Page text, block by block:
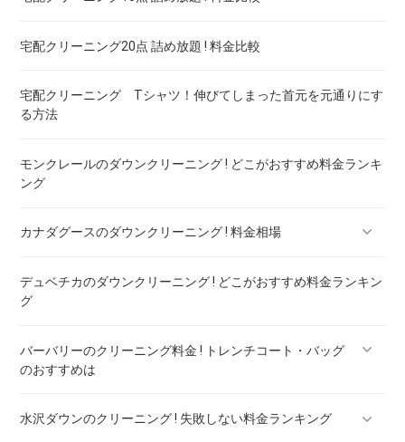
宅配クリーニング20点 詰め放題 ! 料金比較
宅配クリーニング Tシャツ！伸びてしまった首元を元通りにす
る方法
モンクレールのダウンクリーニング ! どこがおすすめ料金ランキ
ング
カナダグースのダウンクリーニング ! 料金相場
カナダグースのダウンのリペア ! 料金ランキング
デュベチカのダウンクリーニング ! どこがおすすめ料金ランキン
グ
バーバリーのクリーニング料金 ! トレンチコート・バッグ
のおすすめは
バーバリー ダウン クリーニング ! 料金ランキング
水沢ダウンのクリーニング ! 失敗しない料金ランキング